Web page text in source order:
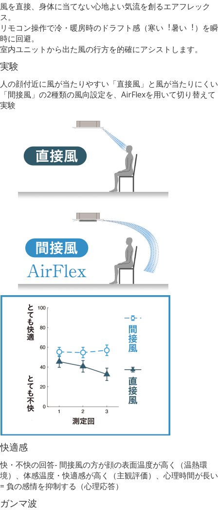
風を直接、身体に当てない心地よい気流を創るエアフレック
ス。
リモコン操作で冷・暖房時のドラフト感（寒い︕暑い︕）を瞬
時に回避。
室内ユニットから出た風の行方を的確にアシストします。
実験
人の顔付近に風が当たりやすい「直接風」と風が当たりにくい
「間接風」の2種類の風向設定を、AirFlexを用いて切り替えて
実験
快適感
快・不快の回答- 間接風の方が顔の表⾯温度が⾼く（温熱環
境）、体感温度・快適感が⾼く（主観評価）、心理時間が⻑い
= 負の感情を抑制する（心理応答）
ガンマ波